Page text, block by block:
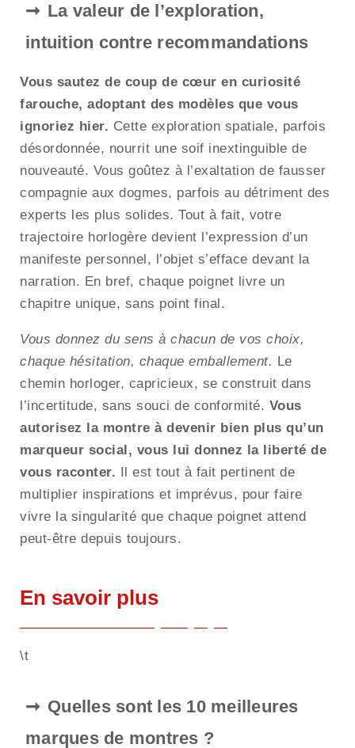
La valeur de l’exploration,
intuition contre recommandations
Vous sautez de coup de cœur en curiosité
farouche, adoptant des modèles que vous
ignoriez hier. Cette exploration spatiale, parfois
désordonnée, nourrit une soif inextinguible de
nouveauté. Vous goûtez à l’exaltation de fausser
compagnie aux dogmes, parfois au détriment des
experts les plus solides. Tout à fait, votre
trajectoire horlogère devient l’expression d’un
manifeste personnel, l’objet s’efface devant la
narration. En bref, chaque poignet livre un
chapitre unique, sans point final.
Vous donnez du sens à chacun de vos choix,
chaque hésitation, chaque emballement. Le
chemin horloger, capricieux, se construit dans
l’incertitude, sans souci de conformité. Vous
autorisez la montre à devenir bien plus qu’un
marqueur social, vous lui donnez la liberté de
vous raconter. Il est tout à fait pertinent de
multiplier inspirations et imprévus, pour faire
vivre la singularité que chaque poignet attend
peut-être depuis toujours.
En savoir plus
\t
Quelles sont les 10 meilleures
marques de montres ?